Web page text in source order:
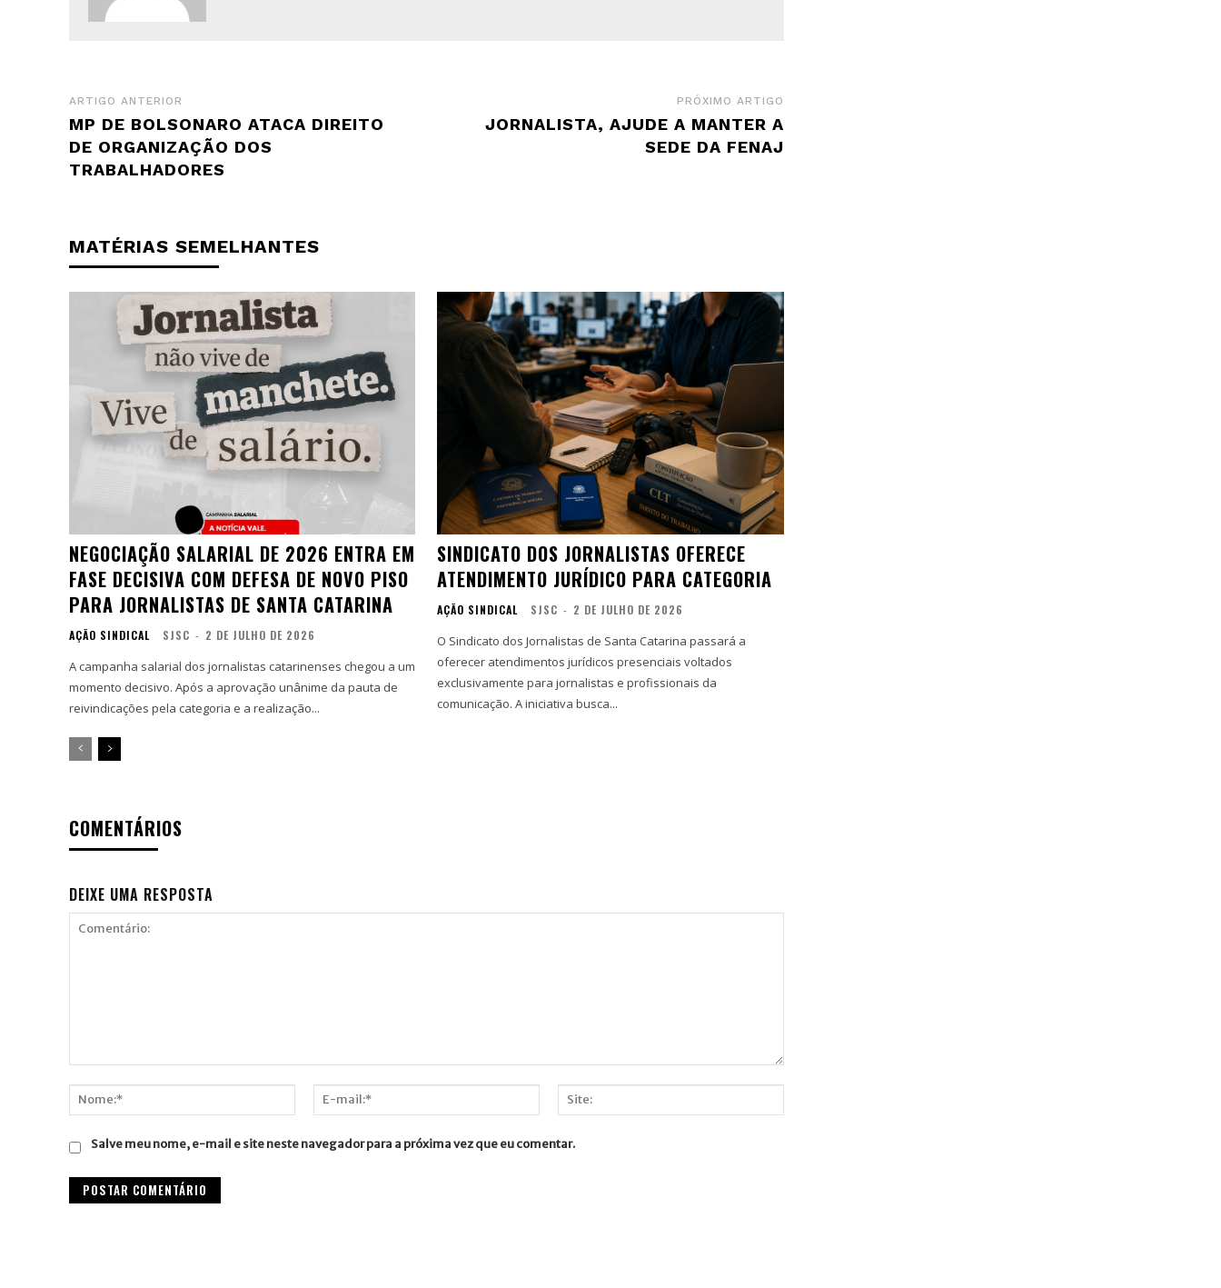
ARTIGO ANTERIOR
MP DE BOLSONARO ATACA DIREITO
DE ORGANIZAÇÃO DOS
TRABALHADORES
PRÓXIMO ARTIGO
JORNALISTA, AJUDE A MANTER A
SEDE DA FENAJ
MATÉRIAS SEMELHANTES
NEGOCIAÇÃO SALARIAL DE 2026 ENTRA EM
FASE DECISIVA COM DEFESA DE NOVO PISO
PARA JORNALISTAS DE SANTA CATARINA
AÇÃO SINDICAL SJSC - 2 DE JULHO DE 2026
A campanha salarial dos jornalistas catarinenses chegou a um
momento decisivo. Após a aprovação unânime da pauta de
reivindicações pela categoria e a realização...
SINDICATO DOS JORNALISTAS OFERECE
ATENDIMENTO JURÍDICO PARA CATEGORIA
AÇÃO SINDICAL SJSC - 2 DE JULHO DE 2026
O Sindicato dos Jornalistas de Santa Catarina passará a
oferecer atendimentos jurídicos presenciais voltados
exclusivamente para jornalistas e profissionais da
comunicação. A iniciativa busca...
COMENTÁRIOS
DEIXE UMA RESPOSTA
mail:*
Salve meu nome, e-mail e site neste navegador para a próxima vez que eu comentar.